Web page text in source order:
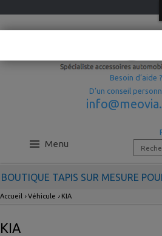
Besoin d’aide ?
D’un conseil
Menu
BOUTIQUE TAPIS SUR MESURE
Accueil ›Véhicule › KIA
KIA